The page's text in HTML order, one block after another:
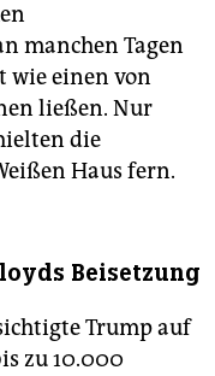
manchen Tagen
wie einen von
ließen. Nur
die
Haus fern.
Beisetzung
Trump auf
zu 10.000